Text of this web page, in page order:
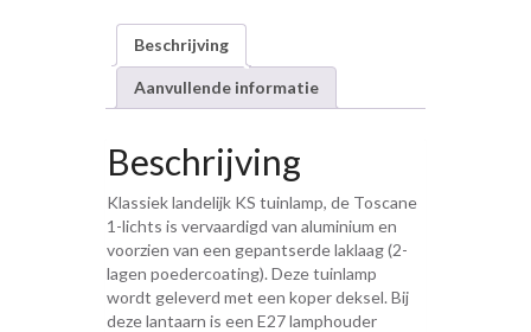
Beschrijving
Aanvullende informatie
Beschrijving
Klassiek landelijk KS tuinlamp, de Toscane
1-lichts is vervaardigd van aluminium en
voorzien van een gepantserde laklaag (2-
lagen poedercoating). Deze tuinlamp
wordt geleverd met een koper deksel. Bij
deze lantaarn is een E27 lamphouder